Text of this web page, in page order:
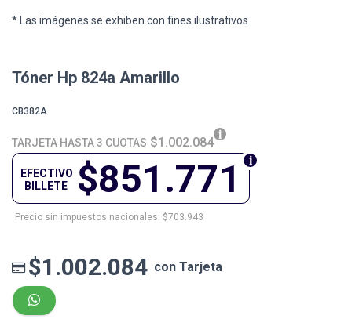
* Las imágenes se exhiben con fines ilustrativos.
Tóner Hp 824a Amarillo
CB382A
TARJETA HASTA 3 CUOTAS $1.002.084
$851.771
EFECTIVO
BILLETE
Precio sin impuestos nacionales: $703.943
$1.002.084 con Tarjeta